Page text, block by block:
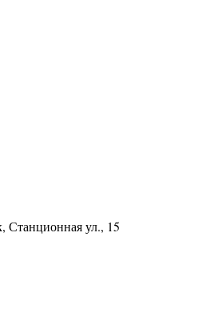
Станционная ул., 15